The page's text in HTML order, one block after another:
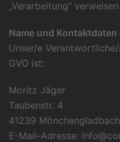
„Verarbeitung“
Name und
Unser/e
GVO ist:
Moritz Jäger
Taubenstr. 4
41239 Mönchengladbach
E-Mail-Adresse: